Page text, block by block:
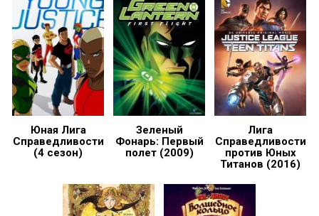
Юная Лига
Справедливости
(4 сезон)
Зеленый
Фонарь: Первый
полет (2009)
Лига
Справедливости
против Юных
Титанов (2016)